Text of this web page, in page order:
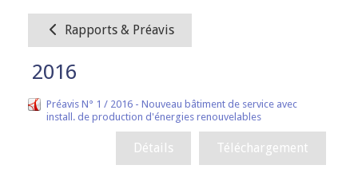
Rapports & Préavis
2016
Préavis N° 1 / 2016 - Nouveau bâtiment de service avec
install. de production d'énergies renouvelables
Téléchargement
Détails